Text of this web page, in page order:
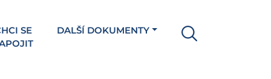
SE
DALŠÍ DOKUMENTY